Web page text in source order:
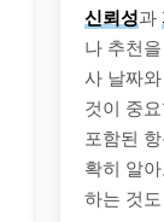
신뢰성과
나 추천
사 날짜
것이 중
포함된
확히 알
하는 것